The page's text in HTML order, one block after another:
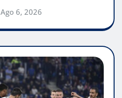
Ago 6, 2026